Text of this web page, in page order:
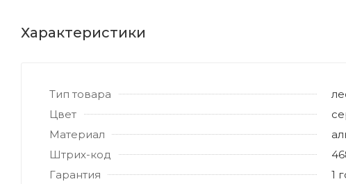
Характеристики
Тип товара
Цвет
Материал
Штрих-код
Гарантия
1